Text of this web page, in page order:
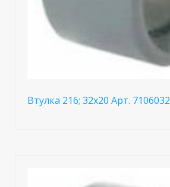
Втулка 216; 32x20 Арт. 7106032